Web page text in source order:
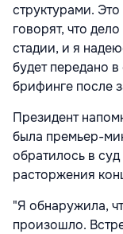
структурами.
говорят, что
стадии, и я
будет передано
брифинге после
Президент
была премьер-
обратилось в суд
расторжения
"Я обнаружила,
произошло.